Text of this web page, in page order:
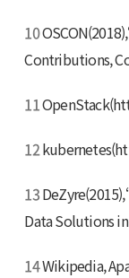
10
Contributions,
11
12
13
Data Solutions
14Wikipedia,